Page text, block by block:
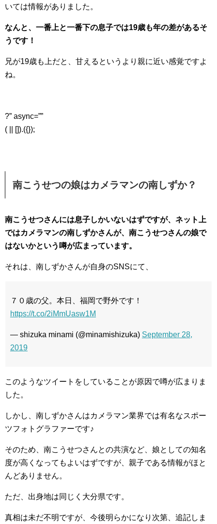
いては情報がありました。
なんと、一番上と一番下の息子では19歳も年の差があるそ
うです！
兄が19歳も上だと、甘えるというより親に近い感覚ですよ
ね。
?” async=””
( || []).({});
南こうせつの娘はカメラマンの南しずか？
南こうせつさんには息子しかいないはずですが、ネット上
ではカメラマンの南しずかさんが、南こうせつさんの娘で
はないかという噂が広まっています。
それは、南しずかさんが自身のSNSにて、
７０歳の父。本日、福岡で野外です！
https://t.co/2iMmUasw1M
— shizuka minami (@minamishizuka) September 28,
2019
このようなツイートをしていることが原因で噂が広まりま
した。
しかし、南しずかさんはカメラマン業界では有名なスポー
ツフォトグラファーです♪
そのため、南こうせつさんとの共演など、娘としての知名
度が高くなってもよいはずですが、親子である情報がほと
んどありません。
ただ、出身地は同じく大分県です。
真相は未だ不明ですが、今後明らかになり次第、追記しま